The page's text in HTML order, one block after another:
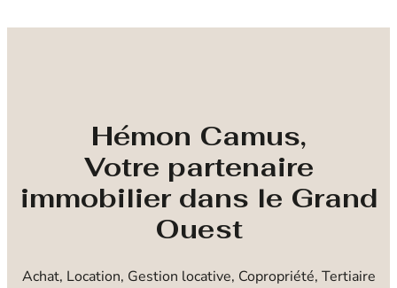
Hémon Camus,
Votre partenaire
immobilier dans le Grand
Ouest
Achat, Location, Gestion locative, Copropriété, Tertiaire